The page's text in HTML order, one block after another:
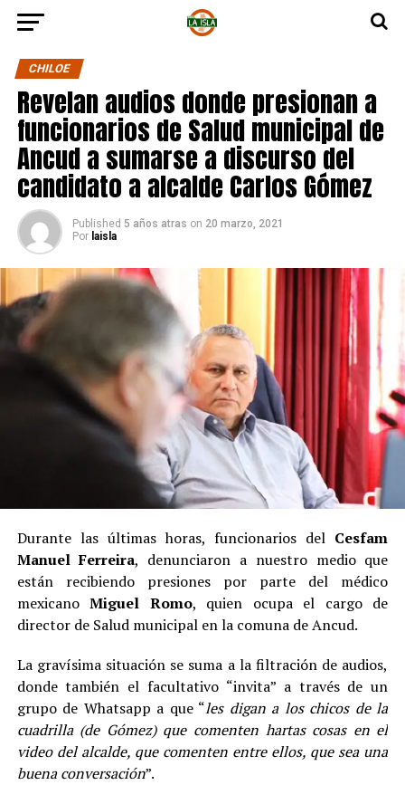
CHILOE
Revelan audios donde presionan a
funcionarios de Salud municipal de
Ancud a sumarse a discurso del
candidato a alcalde Carlos Gómez
Published 5 años atras on 20 marzo, 2021
Por laisla
Durante las últimas horas, funcionarios del Cesfam
Manuel Ferreira, denunciaron a nuestro medio que
están recibiendo presiones por parte del médico
mexicanoMiguel Romo, quien ocupa el cargo de
director de Salud municipal en la comuna de Ancud.
La gravísima situación se suma a la filtración de audios,
donde también el facultativo “invita” a través de un
grupo de Whatsapp a que “les digan a los chicos de la
cuadrilla (de Gómez) que comenten hartas cosas en el
video del alcalde, que comenten entre ellos, que sea una
buena conversación”.